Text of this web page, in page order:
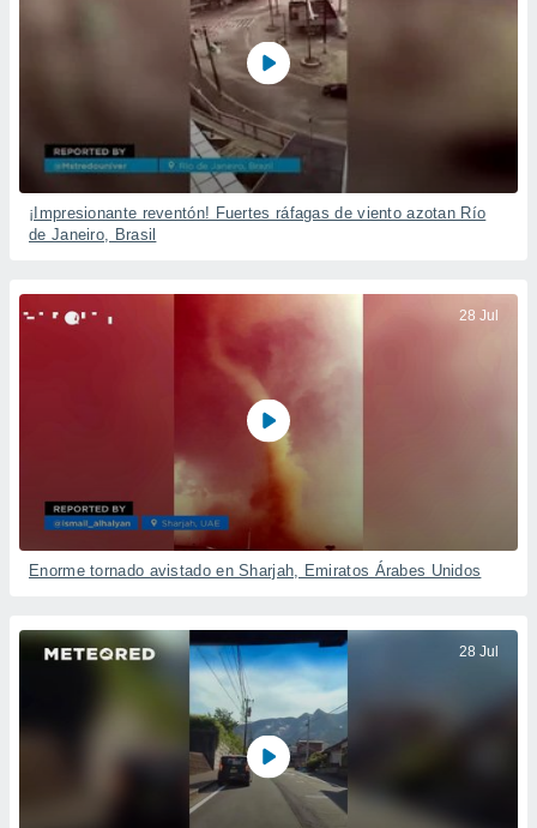
¡Impresionante reventón! Fuertes ráfagas de viento azotan Río
de Janeiro, Brasil
28 Jul
Enorme tornado avistado en Sharjah, Emiratos Árabes Unidos
28 Jul